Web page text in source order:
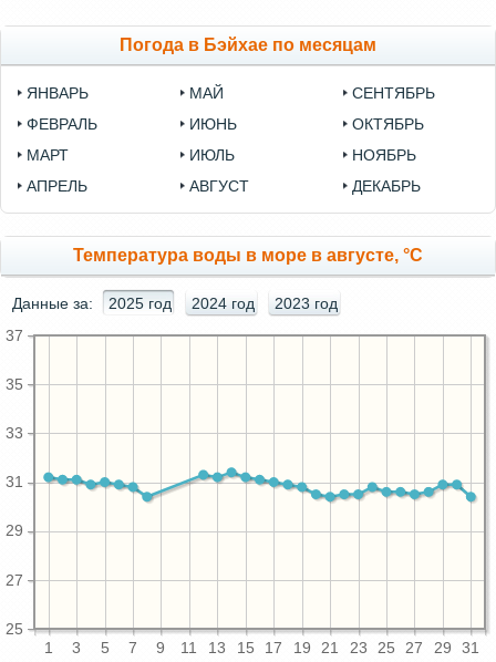
Погода в Бэйхае по месяцам
ЯНВАРЬ
ФЕВРАЛЬ
МАРТ
АПРЕЛЬ
МАЙ
ИЮНЬ
ИЮЛЬ
АВГУСТ
СЕНТЯБРЬ
ОКТЯБРЬ
НОЯБРЬ
ДЕКАБРЬ
Температура воды в море в августе, °C
Данные за: 2025 год 2024 год 2023 год
1 3 5 7 9 11 13 15 17 19 21 23 25 27 29 31
25
27
29
31
33
35
37